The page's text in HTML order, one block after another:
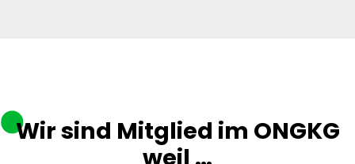
Wir sind Mitglied im ONGKG